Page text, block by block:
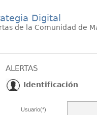
Digital
de la Comunidad de
ALERTAS
Identificación
Usuario(*)